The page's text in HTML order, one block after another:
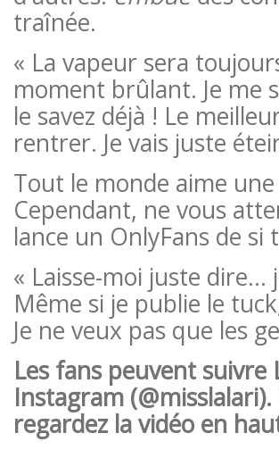
traînée.
« La vapeur sera
moment brûlant. Je me
le savez déjà ! Le
rentrer. Je vais juste
Tout le monde aime
Cependant, ne vous
lance un OnlyFans de si
« Laisse-moi juste dire…
Même si je publie le
Je ne veux pas que les
Les fans peuvent suivre
Instagram
regardez la vidéo en